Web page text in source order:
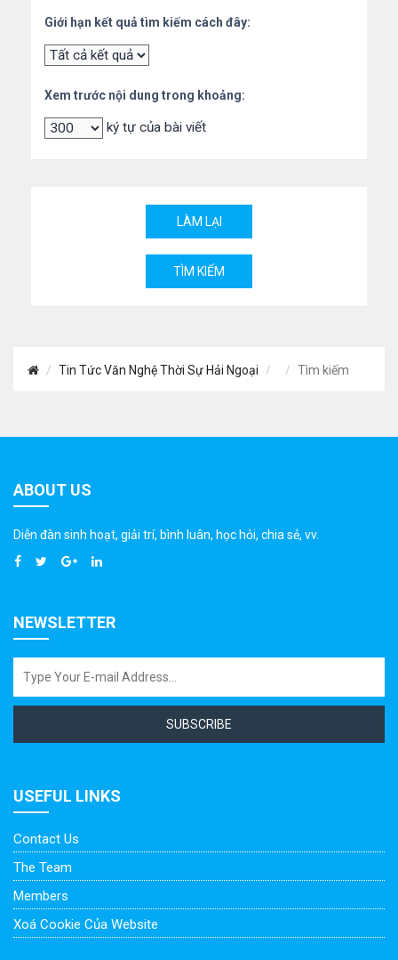
Giới hạn kết quả tìm kiếm cách đây:
Xem trước nội dung trong khoảng:
ký tự của bài viết
Tin Tức Văn Nghệ Thời Sự Hải Ngoại Tìm kiếm
ABOUT US
Diễn đàn sinh hoạt, giải trí, bình luân, học hỏi, chia sẻ, vv.
NEWSLETTER
SUBSCRIBE
USEFUL LINKS
Contact Us
The Team
Members
Xoá Cookie Của Website